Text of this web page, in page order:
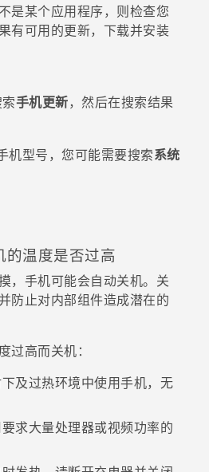
是某个应用程序，则检查您
有可用的更新，下载并安装
手机更新，然后在搜索结果
机型号，您可能需要搜索系统
的温度是否过高
，手机可能会自动关机。关
防止对内部组件造成潜在的
过高而关机：
及过热环境中使用手机，无
求大量处理器或视频功率的